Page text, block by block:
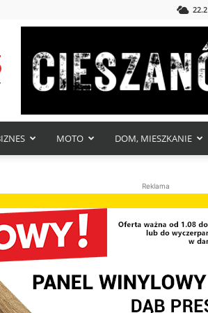
22.2
MOTO DOM, MIESZKANIE
Reklama